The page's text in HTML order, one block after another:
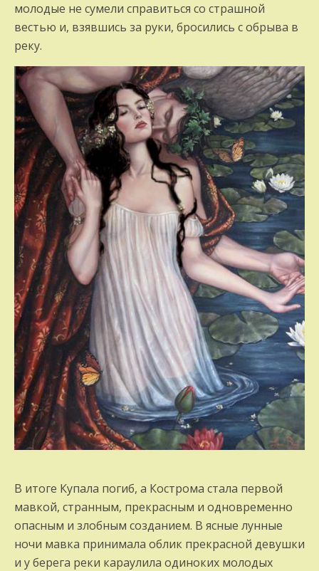
молодые не сумели справиться со страшной
вестью и, взявшись за руки, бросились с обрыва в
реку.
В итоге Купала погиб, а Кострома стала первой
мавкой, странным, прекрасным и одновременно
опасным и злобным созданием. В ясные лунные
ночи мавка принимала облик прекрасной девушки
и у берега реки караулила одиноких молодых